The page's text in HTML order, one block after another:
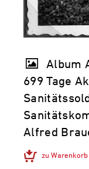
Album
699 Tage
Alfred
zu